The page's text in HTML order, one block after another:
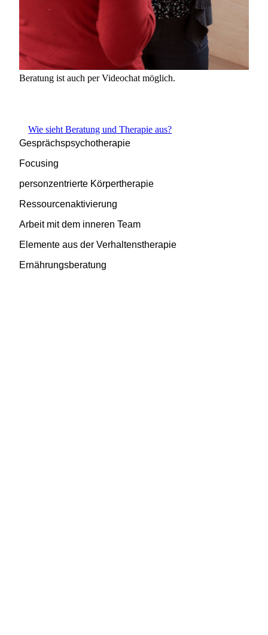
Beratung ist auch per Videochat möglich.
Wie sieht Beratung und Therapie aus?
Gesprächspsychotherapie
Focusing
personzentrierte Körpertherapie
Ressourcenaktivierung
Arbeit mit dem inneren Team
Elemente aus der Verhaltenstherapie
Ernährungsberatung